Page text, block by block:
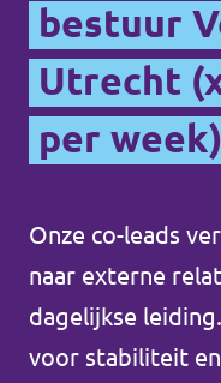
Volt Utrecht
Volt Utrecht
Volt Amersfoort
Volt Houten
Volt Soest
Standpunten
Over Volt
Nieuws
Agenda
bestuur
Utrecht
per week)
Onze co-leads
naar externe
dagelijkse
voor stabiliteit